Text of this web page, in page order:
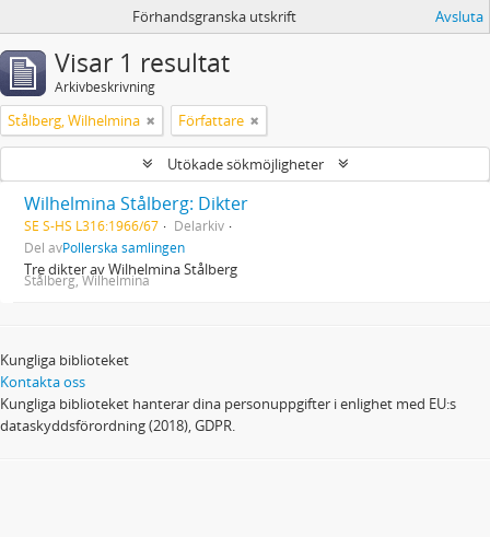
Förhandsgranska utskrift Avsluta
Visar 1 resultat
Arkivbeskrivning
Stålberg, Wilhelmina Författare
Utökade sökmöjligheter
Wilhelmina Stålberg: Dikter
SE S-HS L316:1966/67
Delarkiv
Del avPollerska samlingen
Tre dikter av Wilhelmina Stålberg
Stålberg, Wilhelmina
Kungliga biblioteket
Kontakta oss
Kungliga biblioteket hanterar dina personuppgifter i enlighet med EU:s
dataskyddsförordning (2018), GDPR.